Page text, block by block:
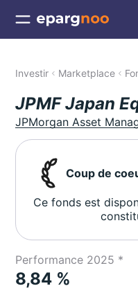
Investir Marketplace
JPMF Japan
JPMorgan Asset
Coup de
Ce fonds est
Performance 2025 *
8,84 %